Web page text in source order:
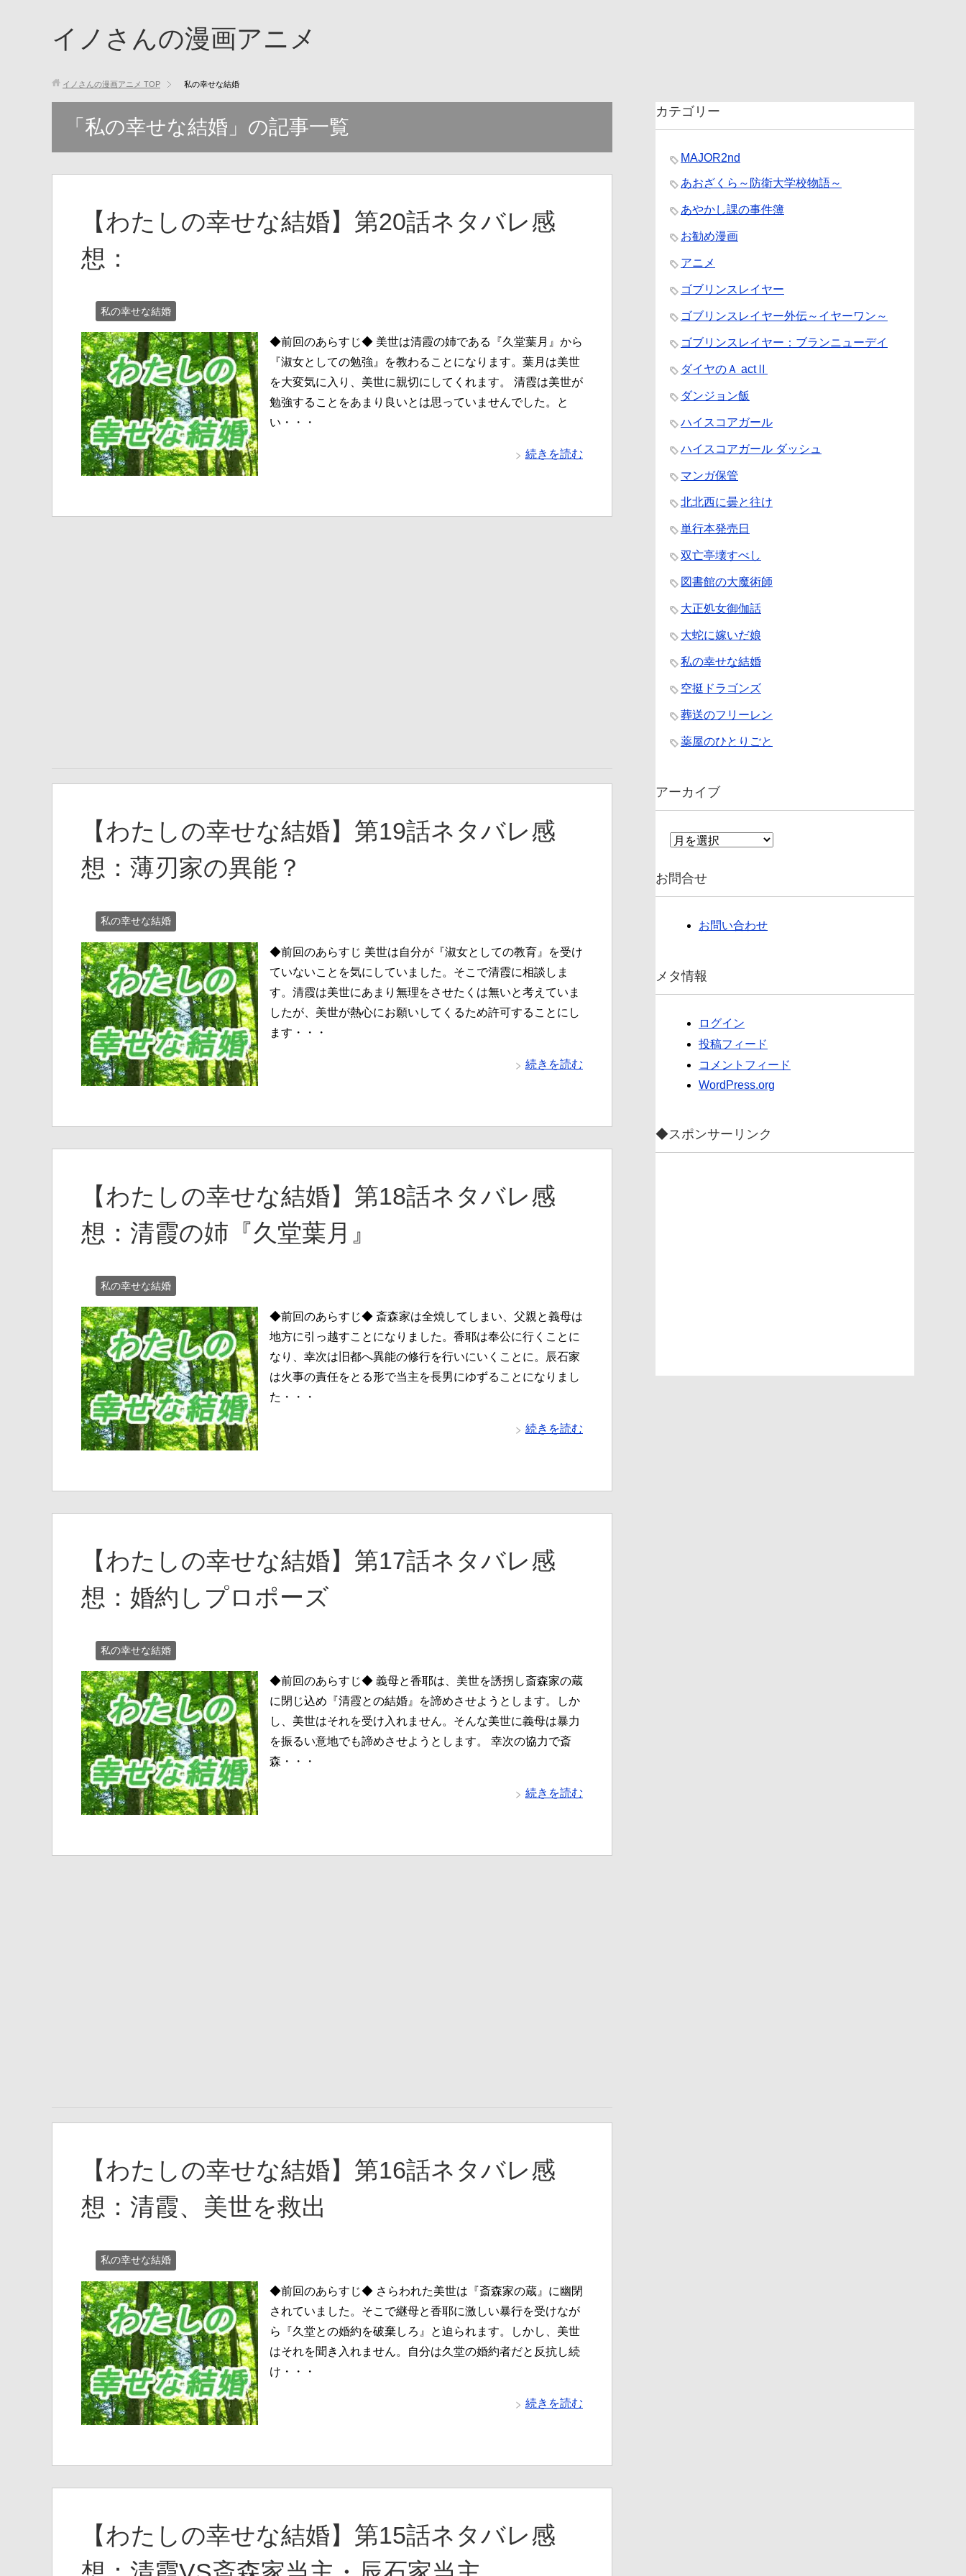
イノさんの漫画アニメ
イノさんの漫画アニメ TOP 私の幸せな結婚
「私の幸せな結婚」の記事一覧
【わたしの幸せな結婚】第20話ネタバレ感
想：
私の幸せな結婚
◆前回のあらすじ◆ 美世は清霞の姉である『久堂葉月』から
『淑女としての勉強』を教わることになります。葉月は美世
を大変気に入り、美世に親切にしてくれます。 清霞は美世が
勉強することをあまり良いとは思っていませんでした。と
い・・・
続きを読む
【わたしの幸せな結婚】第19話ネタバレ感
想：薄刃家の異能？
私の幸せな結婚
◆前回のあらすじ 美世は自分が『淑女としての教育』を受け
ていないことを気にしていました。そこで清霞に相談しま
す。清霞は美世にあまり無理をさせたくは無いと考えていま
したが、美世が熱心にお願いしてくるため許可することにし
ます・・・
続きを読む
【わたしの幸せな結婚】第18話ネタバレ感
想：清霞の姉『久堂葉月』
私の幸せな結婚
◆前回のあらすじ◆ 斎森家は全焼してしまい、父親と義母は
地方に引っ越すことになりました。香耶は奉公に行くことに
なり、幸次は旧都へ異能の修行を行いにいくことに。辰石家
は火事の責任をとる形で当主を長男にゆずることになりまし
た・・・
続きを読む
【わたしの幸せな結婚】第17話ネタバレ感
想：婚約しプロポーズ
私の幸せな結婚
◆前回のあらすじ◆ 義母と香耶は、美世を誘拐し斎森家の蔵
に閉じ込め『清霞との結婚』を諦めさせようとします。しか
し、美世はそれを受け入れません。そんな美世に義母は暴力
を振るい意地でも諦めさせようとします。 幸次の協力で斎
森・・・
続きを読む
【わたしの幸せな結婚】第16話ネタバレ感
想：清霞、美世を救出
私の幸せな結婚
◆前回のあらすじ◆ さらわれた美世は『斎森家の蔵』に幽閉
されていました。そこで継母と香耶に激しい暴行を受けなが
ら『久堂との婚約を破棄しろ』と迫られます。しかし、美世
はそれを聞き入れません。自分は久堂の婚約者だと反抗し続
け・・・
続きを読む
【わたしの幸せな結婚】第15話ネタバレ感
カテゴリー
MAJOR2nd
あおざくら～防衛大学校物語～
あやかし課の事件簿
お勧め漫画
アニメ
ゴブリンスレイヤー
ゴブリンスレイヤー外伝～イヤーワン～
ゴブリンスレイヤー：ブランニューデイ
ダイヤのＡ actⅡ
ダンジョン飯
ハイスコアガール
ハイスコアガール ダッシュ
マンガ保管
北北西に曇と往け
単行本発売日
双亡亭壊すべし
図書館の大魔術師
大正処女御伽話
大蛇に嫁いだ娘
私の幸せな結婚
空挺ドラゴンズ
葬送のフリーレン
薬屋のひとりごと
アーカイブ
ア
イ
ブ
お問合せ
お問い合わせ
メタ情報
ログイン
投稿フィード
コメントフィード
WordPress.org
◆スポンサーリンク